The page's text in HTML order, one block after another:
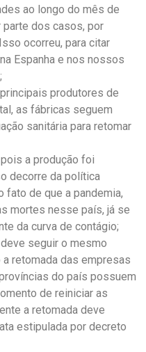
ao longo do mês de
parte dos casos, por
ocorreu, para citar
Espanha e nos nossos
produtores de
as fábricas seguem
sanitária para retomar
a produção foi
decorre da política
fato de que a pandemia,
mortes nesse país, já se
da curva de contágio;
seguir o mesmo
retomada das empresas
do país possuem
de reiniciar as
a retomada deve
estipulada por decreto